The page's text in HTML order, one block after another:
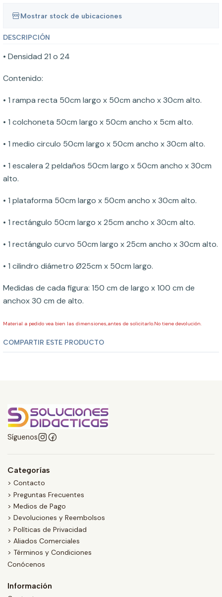
Mostrar stock de ubicaciones
DESCRIPCIÓN
• Densidad 21 o 24
Contenido:
• 1 rampa recta 50cm largo x 50cm ancho x 30cm alto.
• 1 colchoneta 50cm largo x 50cm ancho x 5cm alto.
• 1 medio circulo 50cm largo x 50cm ancho x 30cm alto.
• 1 escalera 2 peldaños 50cm largo x 50cm ancho x 30cm
alto.
• 1 plataforma 50cm largo x 50cm ancho x 30cm alto.
• 1 rectángulo 50cm largo x 25cm ancho x 30cm alto.
• 1 rectángulo curvo 50cm largo x 25cm ancho x 30cm alto.
• 1 cilindro diámetro Ø25cm x 50cm largo.
Medidas de cada figura: 150 cm de largo x 100 cm de
anchox 30 cm de alto.
Material a pedido vea bien las dimensiones,antes de solicitarlo.No tiene devolución.
COMPARTIR ESTE PRODUCTO
Síguenos
Categorías
> Contacto
> Preguntas Frecuentes
> Medios de Pago
> Devoluciones y Reembolsos
> Políticas de Privacidad
> Aliados Comerciales
> Términos y Condiciones
Conócenos
Información